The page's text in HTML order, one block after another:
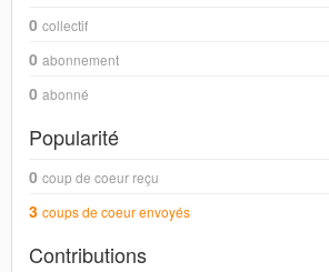
0 collectif
0 abonnement
0 abonné
Popularité
0 coup de coeur reçu
3 coups de coeur envoyés
Contributions